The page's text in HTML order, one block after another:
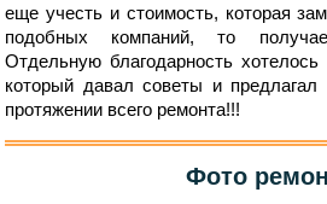
еще учесть и стоимость, которая
подобных компаний, то
Отдельную благодарность
который давал советы и
протяжении всего ремонта!!!
Фото